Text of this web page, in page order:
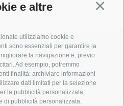
e altre
utilizziamo cookie e
sono essenziali per garantire la
la navigazione e, previo
Ad esempio, potremmo
finalità: archiviare informazioni
dati limitati per la selezione
la pubblicità personalizzata,
di pubblicità personalizzata,
SPORT E
MOMENTI